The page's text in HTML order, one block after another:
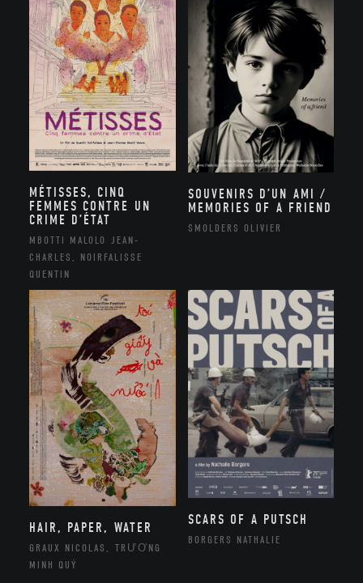
MÉTISSES, CINQ
FEMMES CONTRE UN
CRIME D’ÉTAT
MBOTTI MALOLO JEAN-
CHARLES, NOIRFALISSE
QUENTIN
SOUVENIRS D’UN AMI /
MEMORIES OF A FRIEND
SMOLDERS OLIVIER
HAIR, PAPER, WATER
GRAUX NICOLAS, TRƯƠNG
MINH QUÝ
SCARS OF A PUTSCH
BORGERS NATHALIE